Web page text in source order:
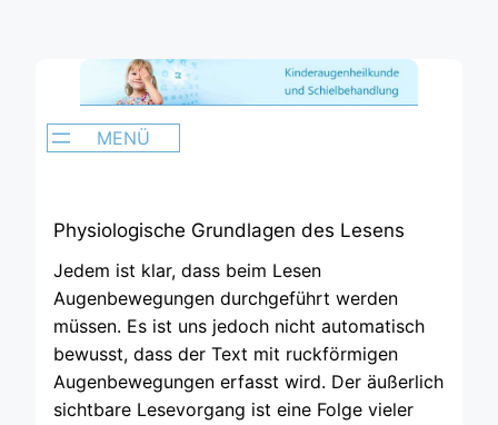
Physiologische Grundlagen des Lesens
Jedem ist klar, dass beim Lesen
Augenbewegungen durchgeführt werden
müssen. Es ist uns jedoch nicht automatisch
bewusst, dass der Text mit ruckförmigen
Augenbewegungen erfasst wird. Der äußerlich
sichtbare Lesevorgang ist eine Folge vieler